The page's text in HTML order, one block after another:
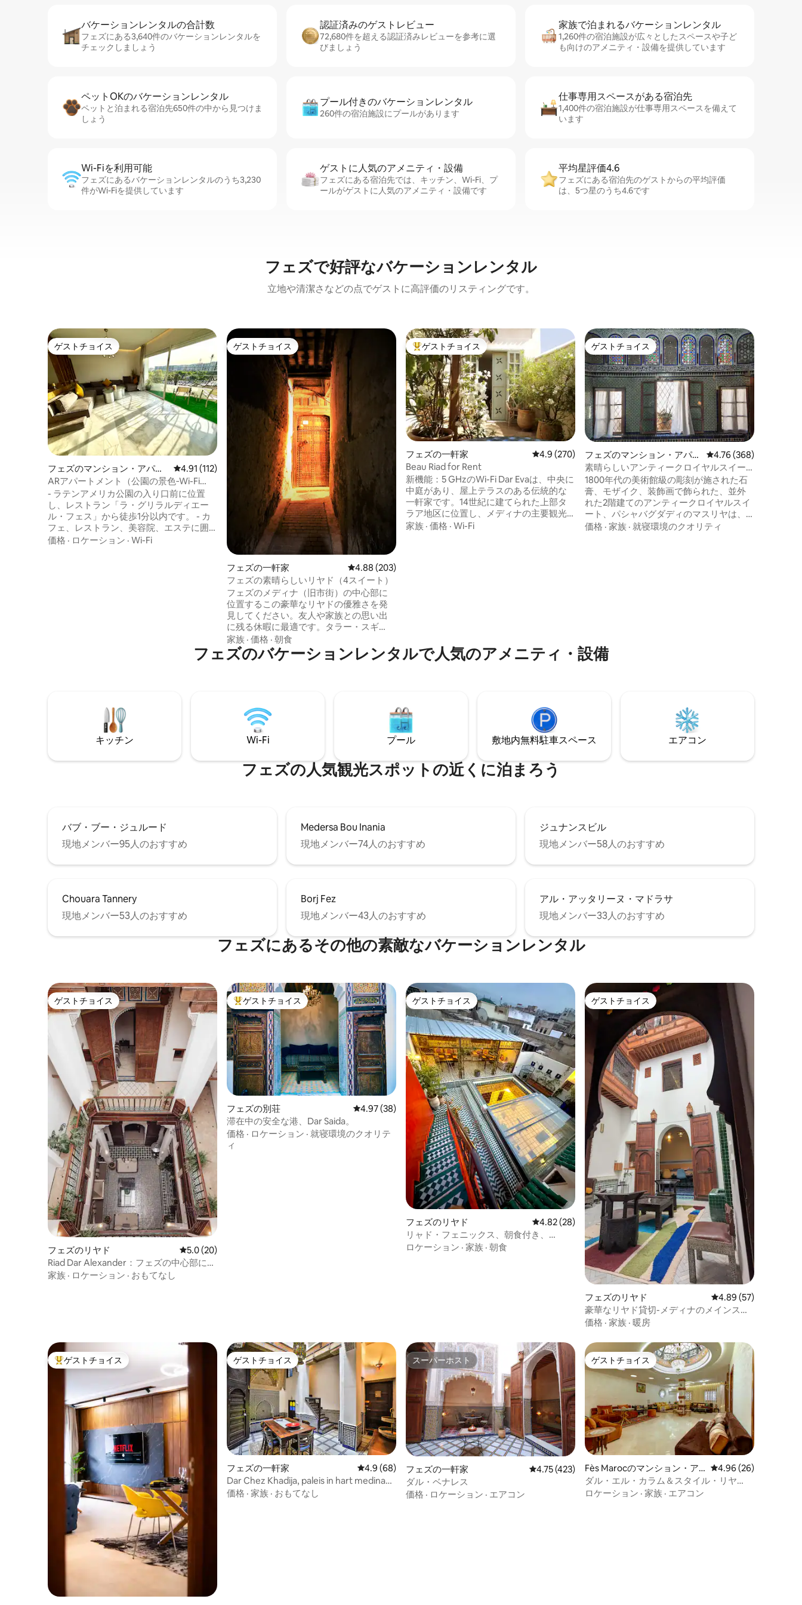
バケーションレ⁠ン⁠タ⁠ル⁠の合⁠計⁠数
フェズにある3,640件のバケーションレンタルを
チェックしましょう
認証済みのゲ⁠ス⁠ト⁠レ⁠ビ⁠ュ⁠ー
72,680件を超える認証済みレビューを参考に選
びましょう
家族で泊まれるバ⁠ケ⁠ー⁠シ⁠ョ⁠ンレ⁠ン⁠タ⁠ル
1,260件の宿泊施設が広々としたスペースや子ど
も向けのアメニティ・設備を提供しています
ペットOKのバ⁠ケ⁠ー⁠シ⁠ョ⁠ンレ⁠ン⁠タ⁠ル
ペットと泊まれる宿泊先650件の中から見つけま
しょう
プール付きのバ⁠ケ⁠ー⁠シ⁠ョ⁠ンレ⁠ン⁠タ⁠ル
260件の宿泊施設にプールがあります
仕事専用ス⁠ペ⁠ー⁠スがあ⁠る宿⁠泊⁠先
1,400件の宿泊施設が仕事専用スペースを備えて
います
Wi-Fiを利⁠用⁠可⁠能
フェズにあるバケーションレンタルのうち3,230
件がWi-Fiを提供しています
ゲストに人⁠気⁠のア⁠メ⁠ニ⁠テ⁠ィ・設⁠備
フェズにある宿泊先では、キッチン、Wi-Fi、プ
ールがゲストに人気のアメニティ・設備です
平均星評価4.6
フェズにある宿泊先のゲストからの平均評価
は、5つ星のうち4.6です
フェズで好評なバケーションレンタル
立地や清潔さなどの点でゲストに高評価のリスティングです。
ゲストチョイス
ゲストチョイス
フェズのマンション・アパー
ト
レビュー112件、5つ星中4.91つ星の平均評価
4.91 (112)
ARアパートメント（公園の景色‐Wi-Fi
200MB無制限）
- ラテンアメリカ公園の入り口前に位置
し、レストラン「ラ・グリラルディエー
ル・フェス」から徒歩1分以内です。 - カ
フェ、レストラン、美容院、エステに囲
まれています - 専用駐車場 - ヴィアンディ
価格 · ロケーション · Wi-Fi
ゲストチョイス
ゲストチョイス
フェズの一軒家 レビュー203件、5つ星中4.88つ星の平均評価
4.88 (203)
フェズの素晴らしいリヤド（4スイート）
フェズのメディナ（旧市街）の中心部に
位置するこの豪華なリヤドの優雅さを発
見してください。友人や家族との思い出
に残る休暇に最適です。タラー・スギ
ラ、壮大なカラウイジン・モスク、陶器
街から数歩のところに位置するこの魅力
的なリヤドには、専用バスルーム付きの4
があります。ご要望に応じて、絶品モロ
ッコ料理の朝食と夕食をお楽しみいただ
けます。
家族 · 価格 · 朝食
大好評のゲストチョイスです。
ゲストチョイス
フェズの一軒家 レビュー270件、5つ星中4.9つ星の平均評価
4.9 (270)
Beau Riad for Rent
新機能：5 GHzのWi-Fi Dar Evaは、中央に
中庭があり、屋上テラスのある伝統的な
一軒家です。14世紀に建てられた上部タ
ラア地区に位置し、メディナの主要観光
スポットや、近隣の市場やレストランへ
家族 · 価格 · Wi-Fi
ゲストチョイス
ゲストチョイス
フェズのマンション・アパー
ト
レビュー368件、5つ
4.76 (368)
素晴らしいアンティークロイヤルスイー
ト、高速Wi-Fi
1800年代の美術館級の彫刻が施された石
膏、モザイク、装飾画で飾られた、並外
れた2階建てのアンティークロイヤルスイ
ート、パシャバグダディのマスリヤは、
フェズで最も美しいマスリヤのひとつで
価格 · 家族 · 就寝環境のクオリティ
フェズのバケーションレンタルで人気のアメニティ・設備
キッチン Wi-Fi プール 敷地内無料駐⁠車ス⁠ペ⁠ー⁠ス エアコン
フェズの人気観光スポットの近くに泊まろう
バブ・ブー・ジュルード
現地メンバー95人のおすすめ
Medersa Bou Inania
現地メンバー74人のおすすめ
ジュナンスビル
現地メンバー58人のおすすめ
Chouara Tannery
現地メンバー53人のおすすめ
Borj Fez
現地メンバー43人のおすすめ
アル・アッタリーヌ・マドラサ
現地メンバー33人のおすすめ
フェズにあるその他の素敵なバケーションレンタル
ゲストチョイス
ゲストチョイス
フェズのリヤド レビュー20件、5つ星中5.0つ星の平均評価
5.0 (20)
Riad Dar Alexander：フェズの中心部にあ
る特別なオアシス
家族 · ロケーション · おもてなし
大好評のゲストチョイスです。
ゲストチョイス
フェズの別荘 レビュー38件、5つ星中4.97つ星の平均評価
4.97 (38)
滞在中の安全な港、Dar Saida。
価格 · ロケーション · 就寝環境のクオリテ
ィ
ゲストチョイス
ゲストチョイス
フェズのリヤド レビュー28件、5つ星中4.82つ星の平均評価
4.82 (28)
リャド・フェニックス、朝食付き、
94Mbit / s
ロケーション · 家族 · 朝食
ゲストチョイス
ゲストチョイス
フェズのリヤド レビュー57件、5つ星
4.89 (57)
豪華なリヤド貸切-メディナのメインスト
リート
価格 · 家族 · 暖房
大好評のゲストチョイスです。
ゲストチョイス ゲストチョイス
ゲストチョイス
フェズの一軒家 レビュー68件、5つ星中4.9つ星の平均評価
4.9 (68)
Dar Chez Khadija, paleis in hart medina
Fez
価格 · 家族 · おもてなし
スーパーホスト
スーパーホスト
フェズの一軒家 レビュー423件、5つ星中4.75つ星の平均評価
4.75 (423)
ダル・ベナレス
価格 · ロケーション · エアコン
ゲストチョイス
ゲストチョイス
Fès Marocのマンション・ア
パート
レビュー26件、5つ星
4.96 (26)
ダル・エル・カラム＆スタイル・リヤ
ド・ビュー・メディナ - トップコンフォ
ロケーション · 家族 · エアコン